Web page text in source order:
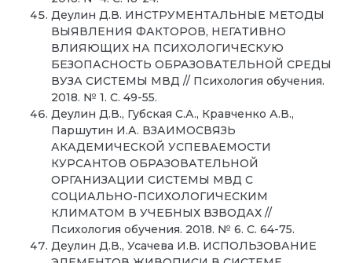
Деулин Д.В. ИНСТРУМЕНТАЛЬНЫЕ МЕТОДЫ
ВЫЯВЛЕНИЯ ФАКТОРОВ, НЕГАТИВНО
ВЛИЯЮЩИХ НА ПСИХОЛОГИЧЕСКУЮ
БЕЗОПАСНОСТЬ ОБРАЗОВАТЕЛЬНОЙ СРЕДЫ
ВУЗА СИСТЕМЫ МВД // Психология обучения.
2018. № 1. С. 49-55.
Деулин Д.В., Губская С.А., Кравченко А.В.,
Паршутин И.А. ВЗАИМОСВЯЗЬ
АКАДЕМИЧЕСКОЙ УСПЕВАЕМОСТИ
КУРСАНТОВ ОБРАЗОВАТЕЛЬНОЙ
ОРГАНИЗАЦИИ СИСТЕМЫ МВД С
СОЦИАЛЬНО-ПСИХОЛОГИЧЕСКИМ
КЛИМАТОМ В УЧЕБНЫХ ВЗВОДАХ //
Психология обучения. 2018. № 6. С. 64-75.
Деулин Д.В., Усачева И.В. ИСПОЛЬЗОВАНИЕ